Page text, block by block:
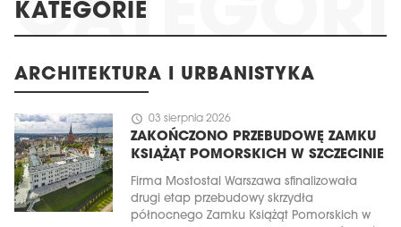
KATEGORIE
ARCHITEKTURA I URBANISTYKA
schedule 03 sierpnia 2026
ZAKOŃCZONO PRZEBUDOWĘ ZAMKU
KSIĄŻĄT POMORSKICH W SZCZECINIE
Firma Mostostal Warszawa sfinalizowała
drugi etap przebudowy skrzydła
północnego Zamku Książąt Pomorskich w